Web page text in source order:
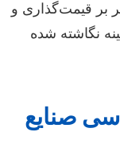
قیمت‌گذاری و
نگاشته شده
صنایع